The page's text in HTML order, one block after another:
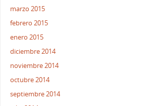
marzo 2015
febrero 2015
enero 2015
diciembre 2014
noviembre 2014
octubre 2014
septiembre 2014